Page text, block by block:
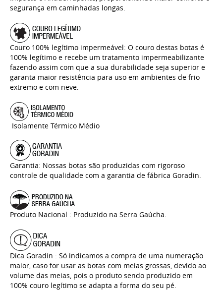
segurança em caminhadas longas.
Couro 100% legítimo impermeável: O couro destas botas é
100% legítimo e recebe um tratamento impermeabilizante
fazendo assim com que a sua durabilidade seja superior e
garanta maior resistência para uso em ambientes de frio
extremo e com neve.
Isolamente Térmico Médio
Garantia: Nossas botas são produzidas com rigoroso
controle de qualidade com a garantia de fábrica Goradin.
Produto Nacional : Produzido na Serra Gaúcha.
Dica Goradin : Só indicamos a compra de uma numeração
maior, caso for usar as botas com meias grossas, devido ao
volume das meias, pois o produto sendo produzido em
100% couro legítimo se adapta a forma do seu pé.